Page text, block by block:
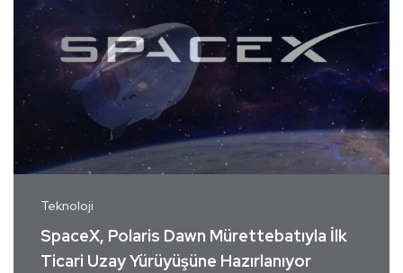
Teknoloji
SpaceX, Polaris Dawn Mürettebatıyla İlk
Ticari Uzay Yürüyüşüne Hazırlanıyor